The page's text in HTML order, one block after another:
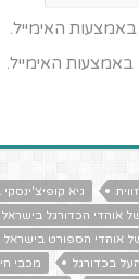
באמצעות האימייל.
האימייל.
גיא קופיצ'ינסקי
אוהדי הכדורגל בישראל
אוהדי הספורט בישראל
בכדורגל מכבי